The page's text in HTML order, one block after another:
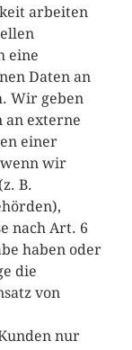
arbeiten
eine
Daten an
Wir geben
an externe
einer
wir
B.
nach Art. 6
haben oder
die
von
nur